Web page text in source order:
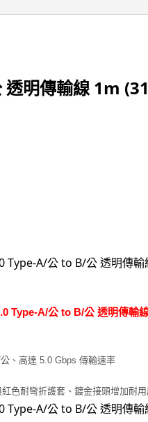
明傳輸線 1m
Type-A/公 to B/公 透明傳輸
、高達 5.0 Gbps 傳輸速率
色耐彎折護套、鍍金接頭增加耐用